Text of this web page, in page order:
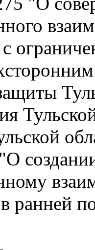
"О
ранней